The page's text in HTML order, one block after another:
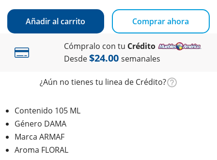
Añadir al carrito Comprar ahora
Cómpralo con tu Crédito
Desde$24.00 semanales
¿Aún no tienes tu linea de Crédito?
Contenido 105 ML
Género DAMA
Marca ARMAF
Aroma FLORAL